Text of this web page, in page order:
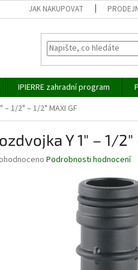
JAK NAKUPOVAT
IPIERRE zahradní program
– 1/2" – 1/2" MAXI GF
Y 1" – 1/
Podrobnosti hodnocení